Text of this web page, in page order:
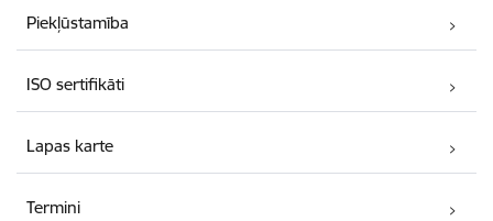
Piekļūstamība
ISO sertifikāti
Lapas karte
Termini